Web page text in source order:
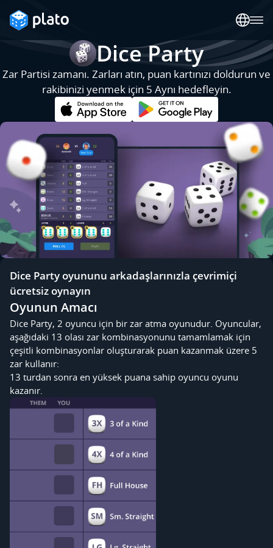
Dice Party
Zar Partisi zamanı. Zarları atın, puan kartınızı doldurun ve
rakibinizi yenmek için 5 Aynı hedefleyin.
Dice Party oyununu arkadaşlarınızla çevrimiçi
ücretsiz oynayın
Oyunun Amacı
Dice Party, 2 oyuncu için bir zar atma oyunudur. Oyuncular,
aşağıdaki 13 olası zar kombinasyonunu tamamlamak için
çeşitli kombinasyonlar oluşturarak puan kazanmak üzere 5
zar kullanır:
13 turdan sonra en yüksek puana sahip oyuncu oyunu
kazanır.